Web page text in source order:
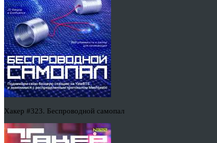
Хакер #323. Беспроводной самопал